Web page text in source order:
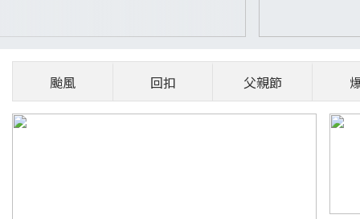
颱風 回扣 父親節